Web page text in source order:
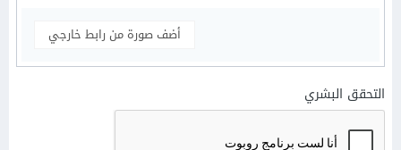
أضف صورة من رابط خارجي
التحقق البشري